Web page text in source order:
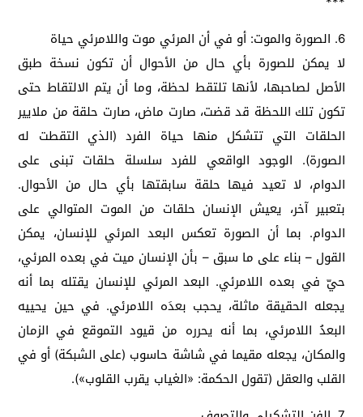
6. الصورة والموت: أو في أن المرئي موت واللامرئي حياة
لا يمكن للصورة بأي حال من الأحوال أن تكون نسخة طبق
الأصل لصاحبها، لأنها تلتقط لحظة، وما أن يتم الالتقاط حتى
تكون تلك اللحظة قد قضت، صارت ماض، صارت حلقة من ملايير
الحلقات التي تتشكل منها حياة الفرد (الذي التقطت له
الصورة). الوجود الواقعي للفرد سلسلة حلقات تبنى على
الدوام، لا تعيد فيها حلقة سابقتها بأي حال من الأحوال.
بتعبير آخر، يعيش الإنسان حلقات من الموت المتوالي على
الدوام. بما أن الصورة تعكس البعد المرئي للإنسان، يمكن
القول – بناء على ما سبق – بأن الإنسان ميت في بعده المرئي،
حيّ في بعده اللامرئي. البعد المرئي للإنسان يقتله بما أنه
يجعله الحقيقة ماثلة، يحجب بعدَه اللامرئي. في حين يحييه
البعدُ اللامرئي، بما أنه يحرره من قيود التموقع في الزمان
والمكان، يجعله مقيما في شاشة حاسوب (على الشبكة) أو في
القلب والعقل (تقول الحكمة: «الغياب يقرب القلوب»).